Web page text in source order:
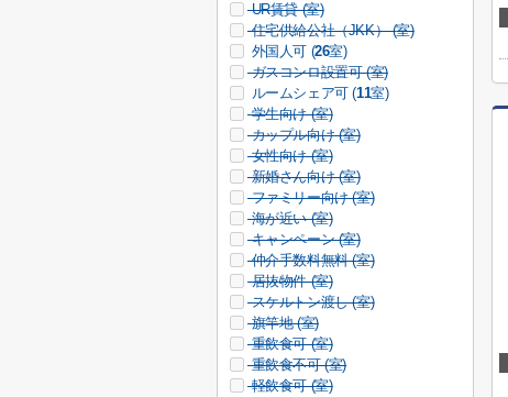
UR賃貸 (室)
住宅供給公社（JKK） (室)
外国人可 (26室)
ガスコンロ設置可 (室)
ルームシェア可 (11室)
学生向け (室)
カップル向け (室)
女性向け (室)
新婚さん向け (室)
ファミリー向け (室)
海が近い (室)
キャンペーン (室)
仲介手数料無料 (室)
居抜物件 (室)
スケルトン渡し (室)
旗竿地 (室)
重飲食可 (室)
重飲食不可 (室)
軽飲食可 (室)